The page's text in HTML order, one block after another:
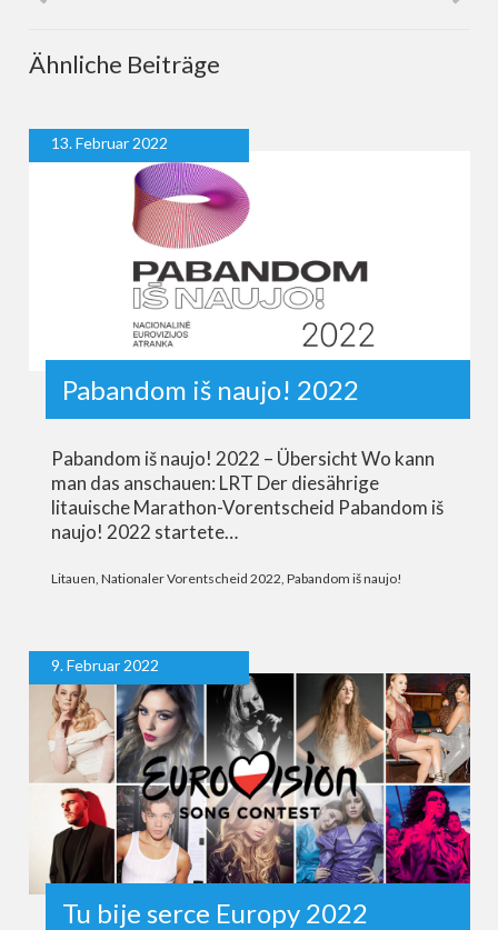
Ähnliche Beiträge
13. Februar 2022
Pabandom iš naujo! 2022
Pabandom iš naujo! 2022 – Übersicht Wo kann
man das anschauen: LRT Der diesährige
litauische Marathon-Vorentscheid Pabandom iš
naujo! 2022 startete…
Litauen, Nationaler Vorentscheid 2022, Pabandom iš naujo!
9. Februar 2022
Tu bije serce Europy 2022